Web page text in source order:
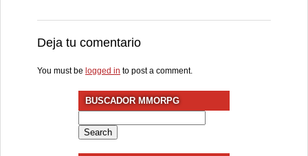
Deja tu comentario
You must be logged in to post a comment.
BUSCADOR MMORPG
for: